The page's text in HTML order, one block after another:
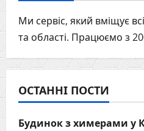
Ми сервіс, який вміщує
та області. Працюємо з
ОСТАННІ ПОСТИ
Будинок з химерами у